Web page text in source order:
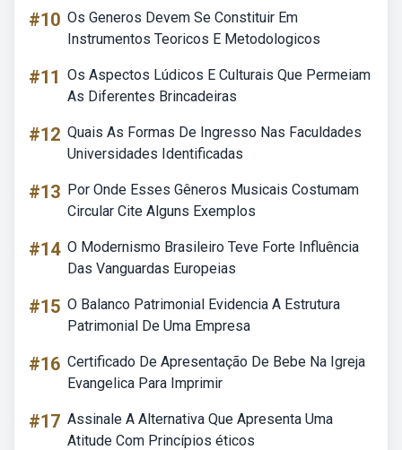
#10 Os Generos Devem Se Constituir Em
Instrumentos Teoricos E Metodologicos
#11 Os Aspectos Lúdicos E Culturais Que Permeiam
As Diferentes Brincadeiras
#12 Quais As Formas De Ingresso Nas Faculdades
Universidades Identificadas
#13 Por Onde Esses Gêneros Musicais Costumam
Circular Cite Alguns Exemplos
#14 O Modernismo Brasileiro Teve Forte Influência
Das Vanguardas Europeias
#15 O Balanco Patrimonial Evidencia A Estrutura
Patrimonial De Uma Empresa
#16 Certificado De Apresentação De Bebe Na Igreja
Evangelica Para Imprimir
#17 Assinale A Alternativa Que Apresenta Uma
Atitude Com Princípios éticos